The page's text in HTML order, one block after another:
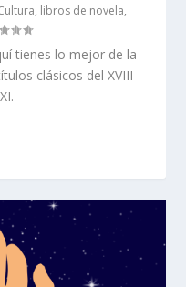
, libros de novela,
tienes lo mejor de la
clásicos del XVIII